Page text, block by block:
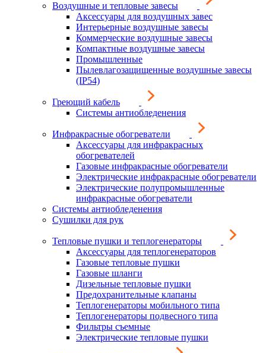
Воздушные и тепловые завесы
Аксессуары для воздушных завес
Интерьерные воздушные завесы
Коммерческие воздушные завесы
Компактные воздушные завесы
Промышленные
Пылевлагозащищенные воздушные завесы
(IP54)
Греющий кабель
Системы антиобледенения
Инфракрасные обогреватели
Аксессуары для инфракрасных
обогревателей
Газовые инфракрасные обогреватели
Электрические инфракрасные обогреватели
Электрические полупромышленные
инфракрасные обогреватели
Системы антиобледенения
Сушилки для рук
Тепловые пушки и теплогенераторы
Аксессуары для теплогенераторов
Газовые тепловые пушки
Газовые шланги
Дизельные тепловые пушки
Предохранительные клапаны
Теплогенераторы мобильного типа
Теплогенераторы подвесного типа
Фильтры съемные
Электрические тепловые пушки